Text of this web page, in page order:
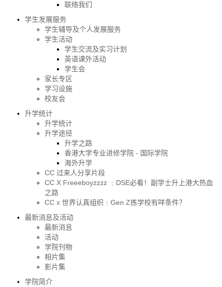
联络我们
学生发展服务
学生辅导及个人发展服务
学生活动
学生交流及实习计划
英语课外活动
学生会
家长专区
学习设施
校友会
升学统计
升学统计
升学途径
升学之路
香港大学专业进修学院 - 国际学院
海外升学
CC 过来人分享片段
CC X Freeeboyzzzz ﹕DSE必看！副学士升上港大热血
之路
CC x 世界认真组织﹕Gen Z拣学校有咩条件？
最新消息及活动
最新消息
活动
学院刊物
相片集
影片集
学院简介